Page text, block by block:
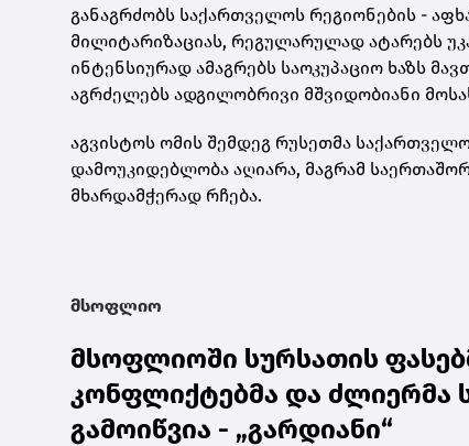
განაგრძობს საქართველოს რეგიონების -
მილიტარიზაციას, რეგულარულად ატარებს
ინტენსიურად ამაგრებს საოკუპაციო ხაზს
აგრძელებს ადგილობრივი მშვიდობიანი
აგვისტოს ომის შემდეგ რუსეთმა
დამოუკიდებლობა აღიარა, მაგრამ
მხარდამჭერად რჩება.
მსოფლიო
მსოფლიოში სურსათის
კონფლიქტებმა და ძლიერმა
გამოიწვია - „გარდიანი“